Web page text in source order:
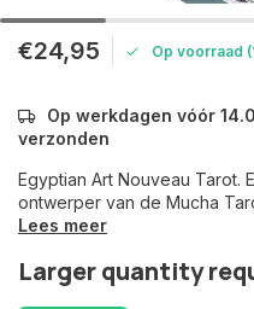
€24,95 Op voorraad
Op werkdagen vóór
verzonden
Egyptian Art Nouveau Tarot.
ontwerper van de Mucha
Lees meer
Larger quantity